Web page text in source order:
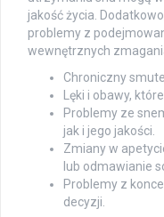
jakość życia.
problemy z
wewnętrznych
Chroniczny
Lęki i obawy,
Problemy ze
jak i jego jakości.
Zmiany w
lub odmawianie
Problemy z
decyzji.